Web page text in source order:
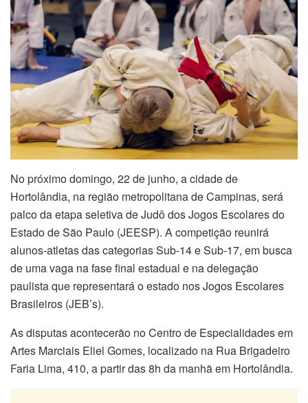
No próximo domingo, 22 de junho, a cidade de
Hortolândia, na região metropolitana de Campinas, será
palco da etapa seletiva de Judô dos Jogos Escolares do
Estado de São Paulo (JEESP). A competição reunirá
alunos-atletas das categorias Sub-14 e Sub-17, em busca
de uma vaga na fase final estadual e na delegação
paulista que representará o estado nos Jogos Escolares
Brasileiros (JEB’s).
As disputas acontecerão no Centro de Especialidades em
Artes Marciais Eliel Gomes, localizado na Rua Brigadeiro
Faria Lima, 410, a partir das 8h da manhã em Hortolândia.